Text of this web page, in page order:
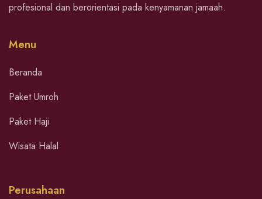
profesional dan berorientasi pada kenyamanan jamaah.
Menu
Beranda
Paket Umroh
Paket Haji
Wisata Halal
Perusahaan